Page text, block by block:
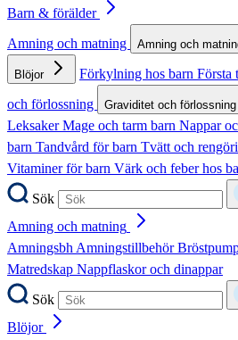
Barn & förälder
Amning och matning
Amning och
Blöjor Förkylning hos barn Första
och förlossning
Graviditet och förlossning
LeksakerMage och tarm barn Nappar
barn Tandvård för barn Tvätt och
Vitaminer för barn Värk och feber hos
Sök
Amning och matning
AmningsbhAmningstillbehör
Matredskap Nappflaskor och dinappar
Sök
Blöjor